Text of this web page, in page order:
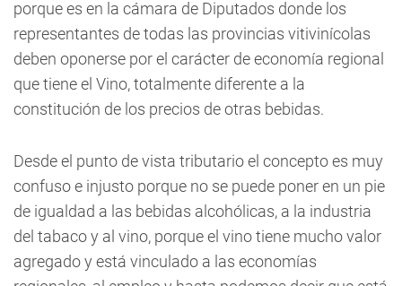
​porque es ​en la cámara de Diputados donde los
representantes de todas las provincias vitivinícolas
deben oponerse por el carácter de economía regional
que tiene el ​V​ino, totalmente diferente a la
constitución de los precios de ​otras bebida​s​.
Desde el punto de vista tributario el concepto es muy
confuso e injusto porque no se puede poner en un pie
de igualdad a las bebidas alcohólicas, a la industria
del tabaco y al vino, porque el vino tiene mucho valor
agregado y está vinculado a las economías